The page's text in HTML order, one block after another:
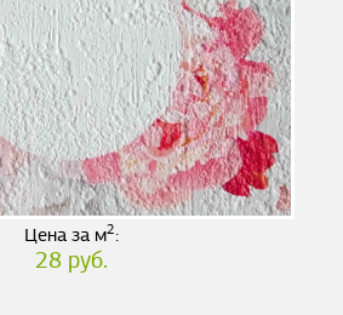
Цена за м2:
28 руб.